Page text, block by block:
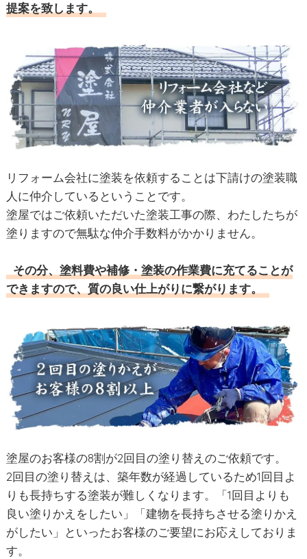
提案を致します。
リフォーム会社に塗装を依頼することは下請けの塗装職
人に仲介しているということです。
塗屋ではご依頼いただいた塗装工事の際、わたしたちが
塗りますので無駄な仲介手数料がかかりません。
その分、塗料費や補修・塗装の作業費に充てることが
できますので、質の良い仕上がりに繋がります。
塗屋のお客様の8割が2回目の塗り替えのご依頼です。
2回目の塗り替えは、築年数が経過しているため1回目よ
りも長持ちする塗装が難しくなります。「1回目よりも
良い塗りかえをしたい」「建物を長持ちさせる塗りかえ
がしたい」といったお客様のご要望にお応えしておりま
す。